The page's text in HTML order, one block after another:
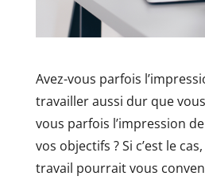
Avez-vous parfois
travailler aussi dur que
vous parfois l’impression
vos objectifs ? Si c’est le
travail pourrait vous